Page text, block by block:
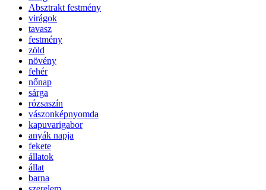
Absztrakt festmény
virágok
tavasz
festmény
zöld
növény
fehér
nőnap
sárga
rózsaszín
vászonképnyomda
kapuvarigabor
anyák napja
fekete
állatok
állat
barna